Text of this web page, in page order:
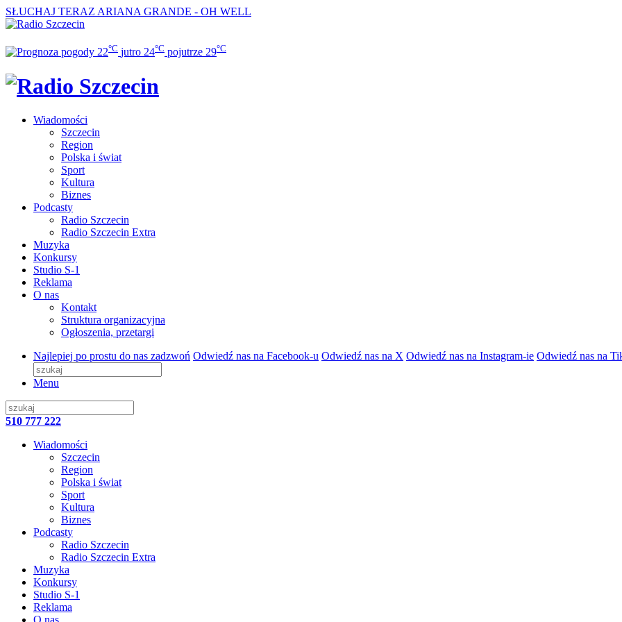
SŁUCHAJ TERAZ ARIANA GRANDE - OH WELL
22°C jutro 24°C pojutrze 29°C
Wiadomości
Szczecin
Region
Polska i świat
Sport
Kultura
Biznes
Podcasty
Radio Szczecin
Radio Szczecin Extra
Muzyka
Konkursy
Studio S-1
Reklama
O nas
Kontakt
Struktura organizacyjna
Ogłoszenia, przetargi
Najlepiej po prostu do nas zadzwoń Odwiedź nas na Facebook-u Odwiedź nas na X Odwiedź nas na Instagram-ie Odwiedź nas na
Menu
510 777 222
Wiadomości
Szczecin
Region
Polska i świat
Sport
Kultura
Biznes
Podcasty
Radio Szczecin
Radio Szczecin Extra
Muzyka
Konkursy
Studio S-1
Reklama